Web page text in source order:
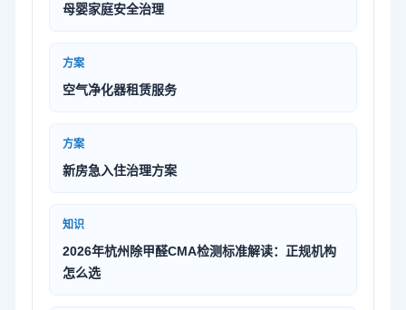
母婴家庭安全治理
方案
空气净化器租赁服务
方案
新房急入住治理方案
知识
2026年杭州除甲醛CMA检测标准解读：正规机构
怎么选